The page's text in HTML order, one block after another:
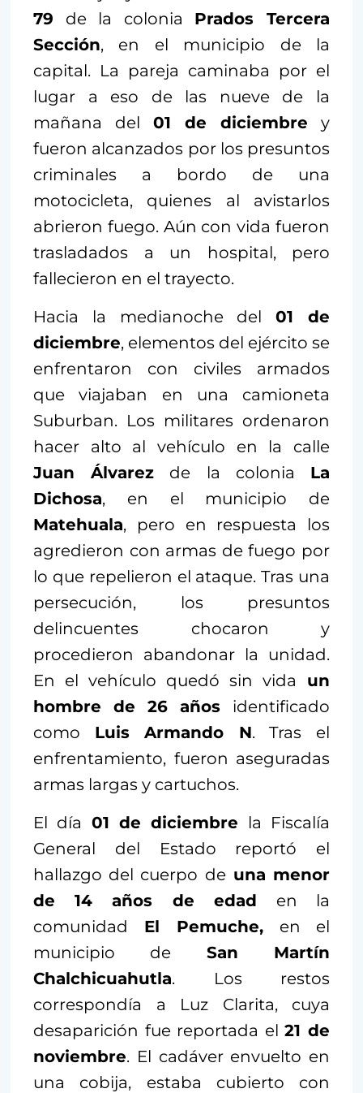
79 de la colonia Prados Tercera
Sección, en el municipio de la
capital. La pareja caminaba por el
lugar a eso de las nueve de la
mañana del 01 de diciembre y
fueron alcanzados por los presuntos
criminales a bordo de una
motocicleta, quienes al avistarlos
abrieron fuego. Aún con vida fueron
trasladados a un hospital, pero
fallecieron en el trayecto.
Hacia la medianoche del01 de
diciembre, elementos del ejército se
enfrentaron con civiles armados
que viajaban en una camioneta
Suburban. Los militares ordenaron
hacer alto al vehículo en la calle
Juan Álvarez de la colonia La
Dichosa, en el municipio de
Matehuala, pero en respuesta los
agredieron con armas de fuego por
lo que repelieron el ataque. Tras una
persecución, los presuntos
delincuentes chocaron y
procedieron abandonar la unidad.
En el vehículo quedó sin vida un
hombre de 26 años identificado
como Luis Armando N. Tras el
enfrentamiento, fueron aseguradas
armas largas y cartuchos.
El día 01 de diciembre la Fiscalía
General del Estado reportó el
hallazgo del cuerpo deuna menor
de 14 años de edad en la
comunidad El Pemuche, en el
municipio de San Martín
Chalchicuahutla. Los restos
correspondía a Luz Clarita, cuya
desaparición fue reportada el21 de
noviembre. El cadáver envuelto en
una cobija, estaba cubierto con